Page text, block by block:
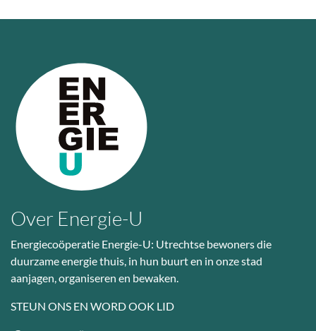
Over Energie-U
Energiecoöperatie Energie-U: Utrechtse bewoners die
duurzame energie thuis, in hun buurt en in onze stad
aanjagen, organiseren en bewaken.
STEUN ONS EN WORD OOK LID